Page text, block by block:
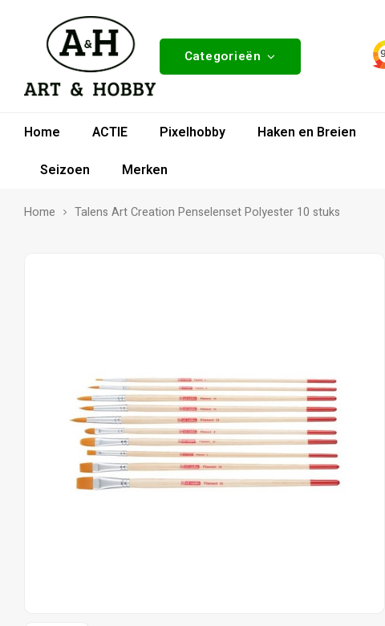
Categorieën
Home ACTIE Pixelhobby Haken en Breien
Seizoen
Merken
Home Talens Art Creation Penselenset Polyester 10 stuks